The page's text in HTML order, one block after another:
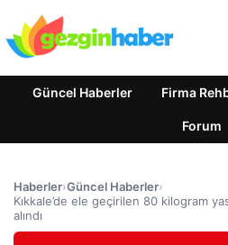
Güncel Haberler Firma
Forum
Haberler›Güncel Haberler›
Kıkkale’de ele geçirilen 80 kilogram
alındı